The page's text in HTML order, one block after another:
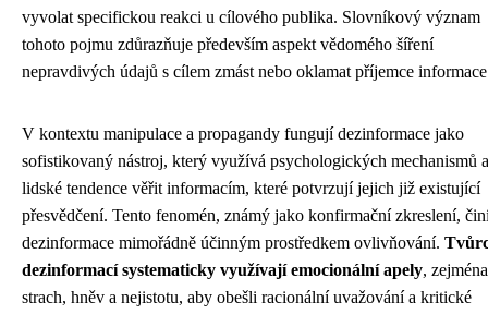
vyvolat specifickou reakci u cílového publika. Slovníkový význam
tohoto pojmu zdůrazňuje především aspekt vědomého šíření
nepravdivých údajů s cílem zmást nebo oklamat příjemce
V kontextu manipulace a propagandy fungují dezinformace jako
sofistikovaný nástroj, který využívá psychologických mechanismů a
lidské tendence věřit informacím, které potvrzují jejich již existující
přesvědčení. Tento fenomén, známý jako konfirmační zkreslení,
dezinformace mimořádně účinným prostředkem ovlivňování.
dezinformací systematicky využívají emocionální apely, zejména
strach, hněv a nejistotu, aby obešli racionální uvažování a kritické